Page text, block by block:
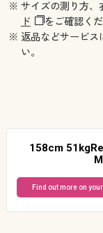
※ サイズの測り方、
ド
をご確認くだ
※ 返品などサービス
い。
158cm
M
Find out more on